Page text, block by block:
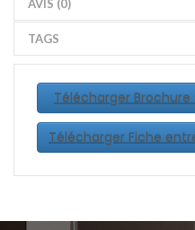
AVIS (0)
TAGS
Télécharger Brochure
Télécharger Fiche